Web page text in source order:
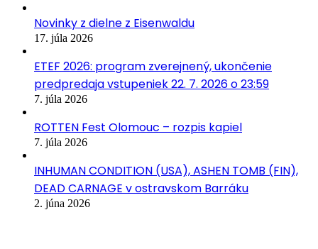
Novinky z dielne z Eisenwaldu
17. júla 2026
ETEF 2026: program zverejnený, ukončenie
predpredaja vstupeniek 22. 7. 2026 o 23:59
7. júla 2026
ROTTEN Fest Olomouc – rozpis kapiel
7. júla 2026
INHUMAN CONDITION (USA), ASHEN TOMB (FIN),
DEAD CARNAGE v ostravskom Barráku
2. júna 2026